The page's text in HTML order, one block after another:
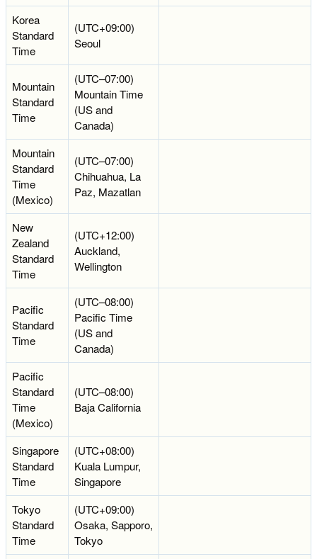
Korea
Standard
Time
(UTC+09:00)
Seoul
Mountain
Standard
Time
(UTC–07:00)
Mountain Time
(US and
Canada)
Mountain
Standard
Time
(Mexico)
(UTC–07:00)
Chihuahua, La
Paz, Mazatlan
New
Zealand
Standard
Time
(UTC+12:00)
Auckland,
Wellington
Pacific
Standard
Time
(UTC–08:00)
Pacific Time
(US and
Canada)
Pacific
Standard
Time
(Mexico)
(UTC–08:00)
Baja California
Singapore
Standard
Time
(UTC+08:00)
Kuala Lumpur,
Singapore
Tokyo
Standard
Time
(UTC+09:00)
Osaka, Sapporo,
Tokyo